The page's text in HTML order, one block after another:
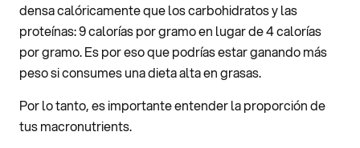
densa calóricamente que los carbohidratos y las
proteínas: 9 calorías por gramo en lugar de 4 calorías
por gramo. Es por eso que podrías estar ganando más
peso si consumes una dieta alta en grasas.
Por lo tanto, es importante entender la proporción de
tus macronutrients.